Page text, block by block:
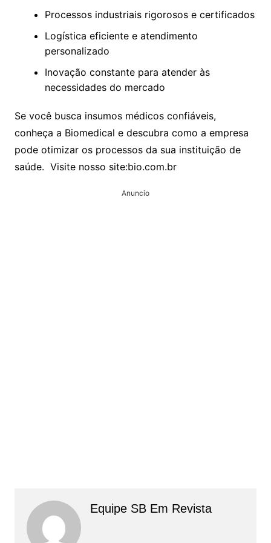
Processos industriais rigorosos e certificados
Logística eficiente e atendimento
personalizado
Inovação constante para atender às
necessidades do mercado
Se você busca insumos médicos confiáveis,
conheça a Biomedical e descubra como a empresa
pode otimizar os processos da sua instituição de
saúde. Visite nosso site:bio.com.br
Anuncio
Equipe SB Em Revista